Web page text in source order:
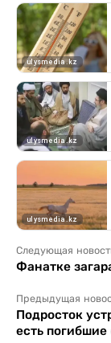
Следующая
Фанатке
Предыдущая
Подросток
есть